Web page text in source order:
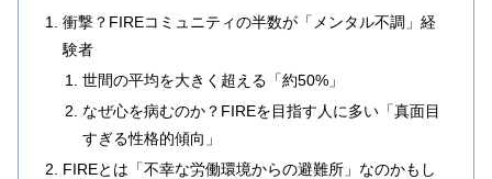
衝撃？FIREコミュニティの半数が「メンタル不調」経
験者
世間の平均を大きく超える「約50%」
なぜ心を病むのか？FIREを目指す人に多い「真面目
すぎる性格的傾向」
FIREとは「不幸な労働環境からの避難所」なのかもし